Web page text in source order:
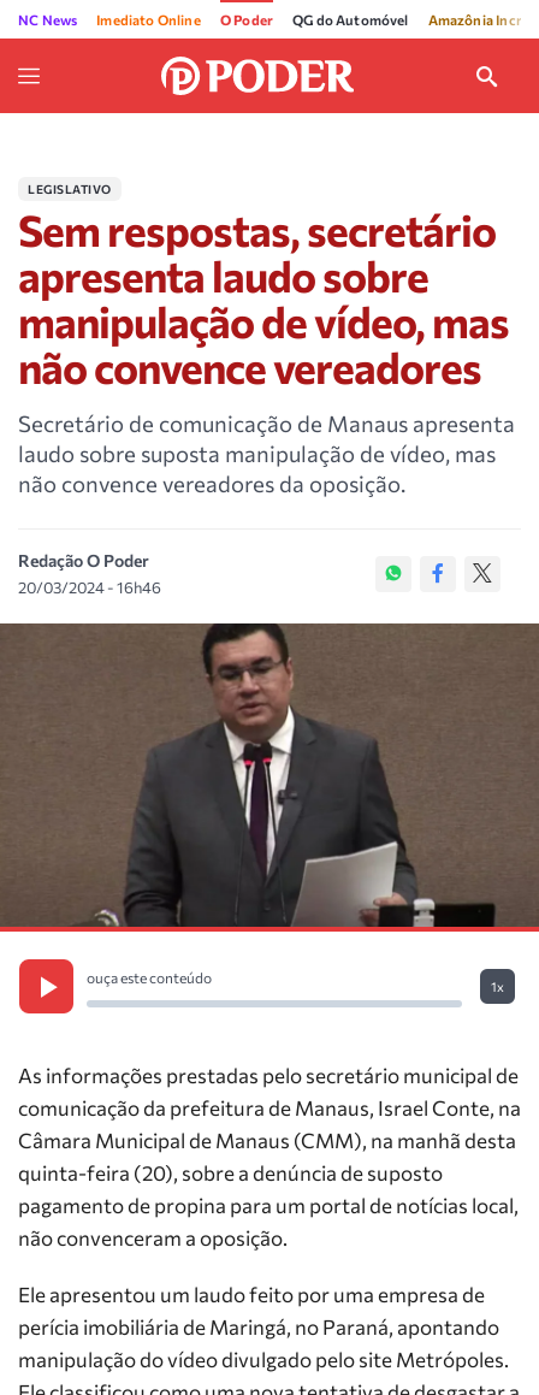
NC News Imediato Online O Poder QG do Automóvel Amazônia
LEGISLATIVO
Sem respostas, secretário
apresenta laudo sobre
manipulação de vídeo, mas
não convence vereadores
Secretário de comunicação de Manaus apresenta
laudo sobre suposta manipulação de vídeo, mas
não convence vereadores da oposição.
Redação O Poder
20/03/2024 - 16h46
ouça este conteúdo
1x
As informações prestadas pelo secretário municipal de
comunicação da prefeitura de Manaus, Israel Conte, na
Câmara Municipal de Manaus (CMM), na manhã desta
quinta-feira (20), sobre a denúncia de suposto
pagamento de propina para um portal de notícias local,
não convenceram a oposição.
Ele apresentou um laudo feito por uma empresa de
perícia imobiliária de Maringá, no Paraná, apontando
manipulação do vídeo divulgado pelo site Metrópoles.